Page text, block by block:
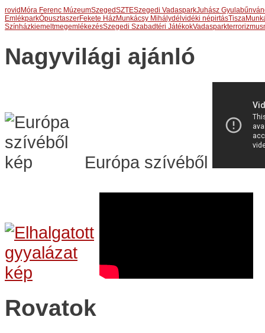
rovid Móra Ferenc MúzeumSzegedSZTESzegedi VadasparkJuhász Gyula
EmlékparkÓpusztaszerFekete HázMunkácsy Mihálydélvidéki népirtásTisza
SzínházkiemeltmegemlékezésSzegedi Szabadtéri JátékokVadasparkterrorizmus
Nagyvilági ajánló
Európa szívéből
Rovatok